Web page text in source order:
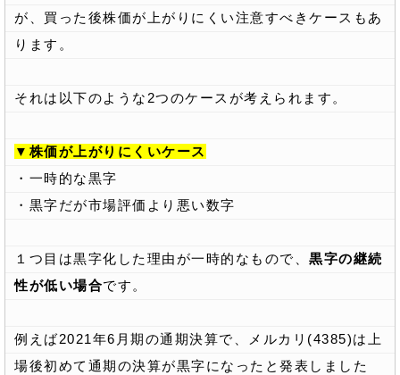
が、買った後株価が上がりにくい注意すべきケースもあ
ります。
それは以下のような2つのケースが考えられます。
▼株価が上がりにくいケース
・一時的な黒字
・黒字だが市場評価より悪い数字
１つ目は黒字化した理由が一時的なもので、 黒字の継続
性が低い場合です。
例えば2021年6月期の通期決算で、メルカリ(4385)は上
場後初めて通期の決算が黒字になったと発表しました